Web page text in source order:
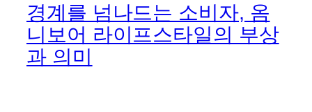
경계를 넘나드는 소비자, 옴
니보어 라이프스타일의 부상
과 의미